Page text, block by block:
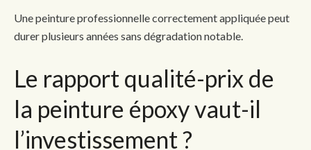
Une peinture professionnelle correctement appliquée peut
durer plusieurs années sans dégradation notable.
Le rapport qualité-prix de
la peinture époxy vaut-il
l’investissement ?